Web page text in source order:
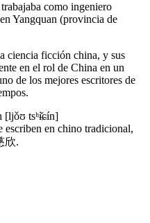
como ingeniero
Yangquan (provincia de
ciencia ficción china, y sus
en el rol de China en un
de los mejores escritores de
[ljǒʊ tsʰɨ̌ɕín]
escriben en chino tradicional,
欣.